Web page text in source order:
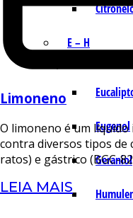
E – H
Eugenol
Geraniol
Limoneno
O limoneno é um
contra diversos tipos de
ratos) e gástrico (BGC-
LEIA MAIS